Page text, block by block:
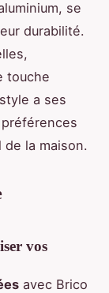
se
durabilité.
touche
a ses
la maison.
vos
avec Brico